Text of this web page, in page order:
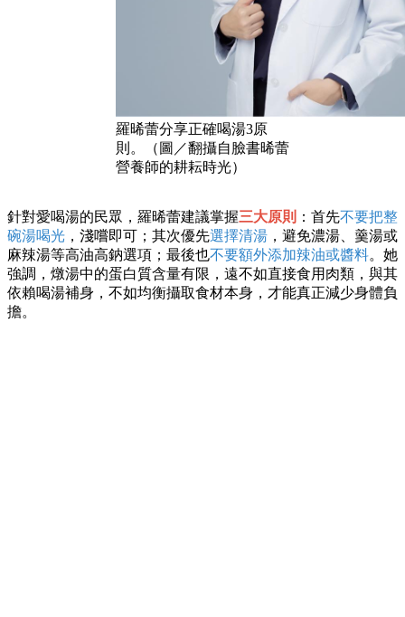
羅晞蕾分享正確喝湯3原
則。（圖／翻攝自臉書晞蕾
營養師的耕耘時光）
針對愛喝湯的民眾，羅晞蕾建議掌握三大原則 ：首先不要把整
碗湯喝光 ，淺嚐即可；其次優先選擇清湯 ，避免濃湯、羹湯或
麻辣湯等高油高鈉選項；最後也不要額外添加辣油或醬料。她
強調，燉湯中的蛋白質含量有限，遠不如直接食用肉類，與其
依賴喝湯補身，不如均衡攝取食材本身，才能真正減少身體負
擔。